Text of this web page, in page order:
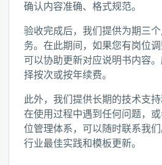
确认内容准确、格式规范。
验收完成后，我们提供为期三
务。在此期间，如果您有岗位
可以协助更新对应说明书内容
择按次或按年续费。
此外，我们提供长期的技术支
在使用过程中遇到任何问题，
位管理体系，可以随时联系我
行业最佳实践和模板更新。